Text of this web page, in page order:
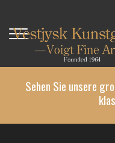
Inhalt
Sehen Sie unsere